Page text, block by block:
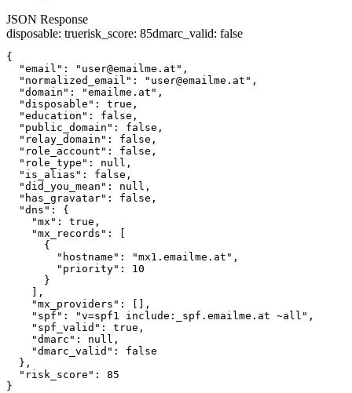
JSON Response
disposable: truerisk_score: 85dmarc_valid: false
{
  "email": "user@emailme.at",
  "normalized_email": "user@emailme.at",
  "domain": "emailme.at",
  "disposable": true,
  "education": false,
  "public_domain": false,
  "relay_domain": false,
  "role_account": false,
  "role_type": null,
  "is_alias": false,
  "did_you_mean": null,
  "has_gravatar": false,
  "dns": {
    "mx": true,
    "mx_records": [
      {
        "hostname": "mx1.emailme.at",
        "priority": 10
      }
    ],
    "mx_providers": [],
    "spf": "v=spf1 include:_spf.emailme.at ~all",
    "spf_valid": true,
    "dmarc": null,
    "dmarc_valid": false
  },
  "risk_score": 85
}